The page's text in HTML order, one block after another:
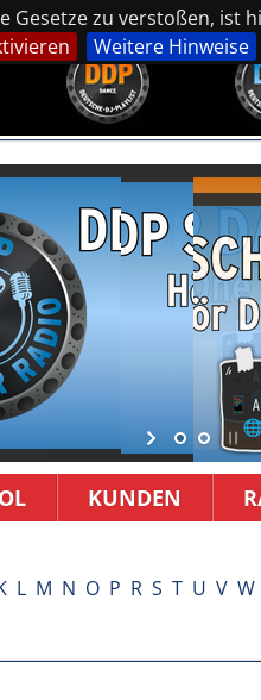
zu verstoßen,
Weitere Hinweise
KUNDEN
L M N O P R S T U V W